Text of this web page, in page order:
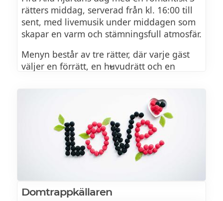
rätters middag, serverad från kl. 16:00 till
sent, med livemusik under middagen som
skapar en varm och stämningsfull atmosfär.
Menyn består av tre rätter, där varje gäst
väljer en förrätt, en huvudrätt och en
Från kl. 23:00 till 02:00 fortsätter kvällen
med DJ och dans, för dig som vill fira
kärleken hela vägen in på småtimmarna.
ALLA HJÄRTANS DAG MENY
ANTIPASTO
Domtrappkällaren